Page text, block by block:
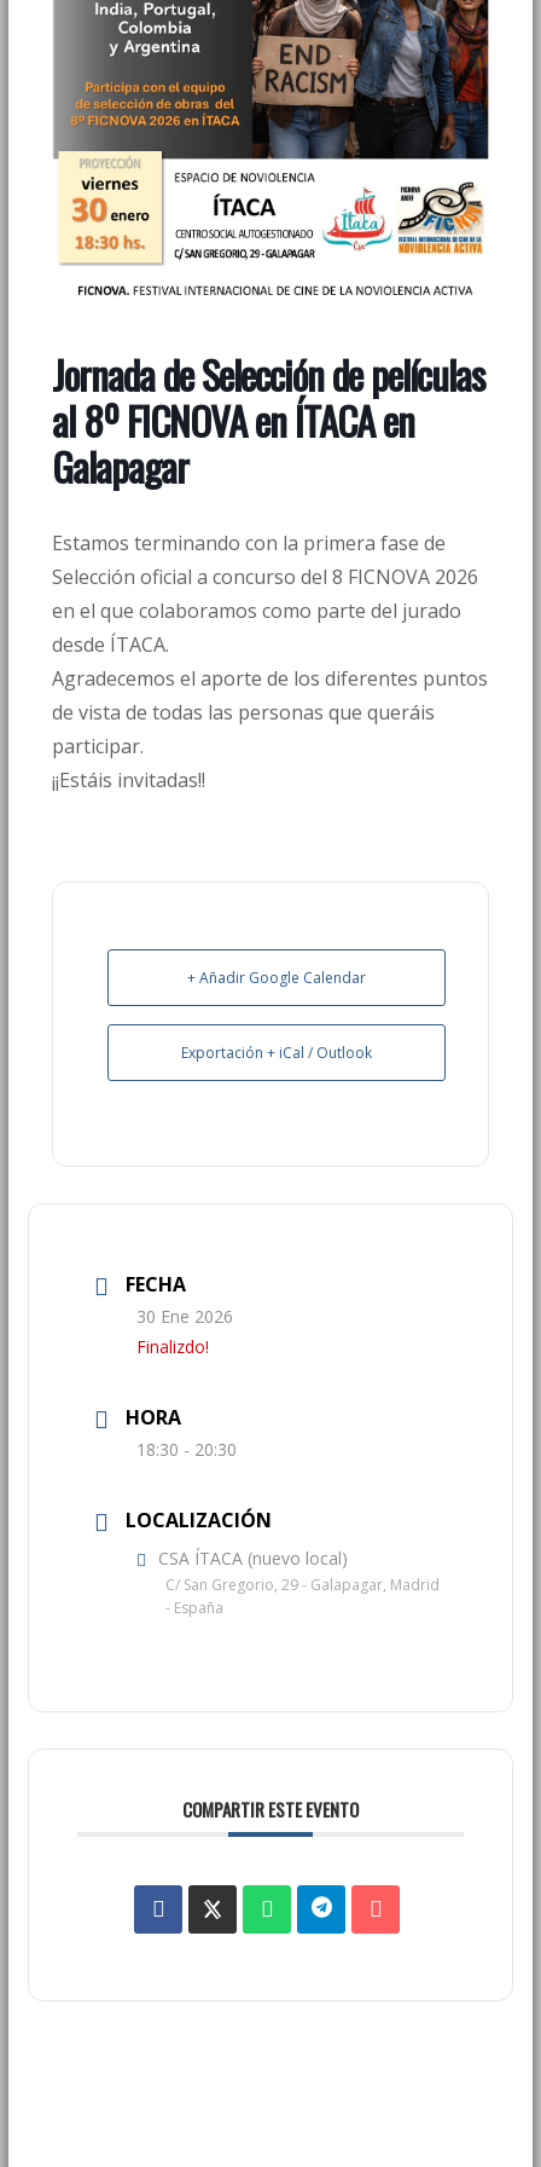
Jornada de Selección de películas
al 8º FICNOVA en ÍTACA en
Galapagar
Estamos terminando con la primera fase de
Selección oficial a concurso del 8 FICNOVA 2026
en el que colaboramos como parte del jurado
desde ÍTACA.
Agradecemos el aporte de los diferentes puntos
de vista de todas las personas que queráis
participar.
¡¡Estáis invitadas!!
+ Añadir Google Calendar
Exportación + iCal / Outlook
FECHA
30 Ene 2026
Finalizdo!
HORA
18:30 - 20:30
LOCALIZACIÓN
CSA ÍTACA (nuevo local)
C/ San Gregorio, 29 - Galapagar, Madrid
- España
COMPARTIR ESTE EVENTO